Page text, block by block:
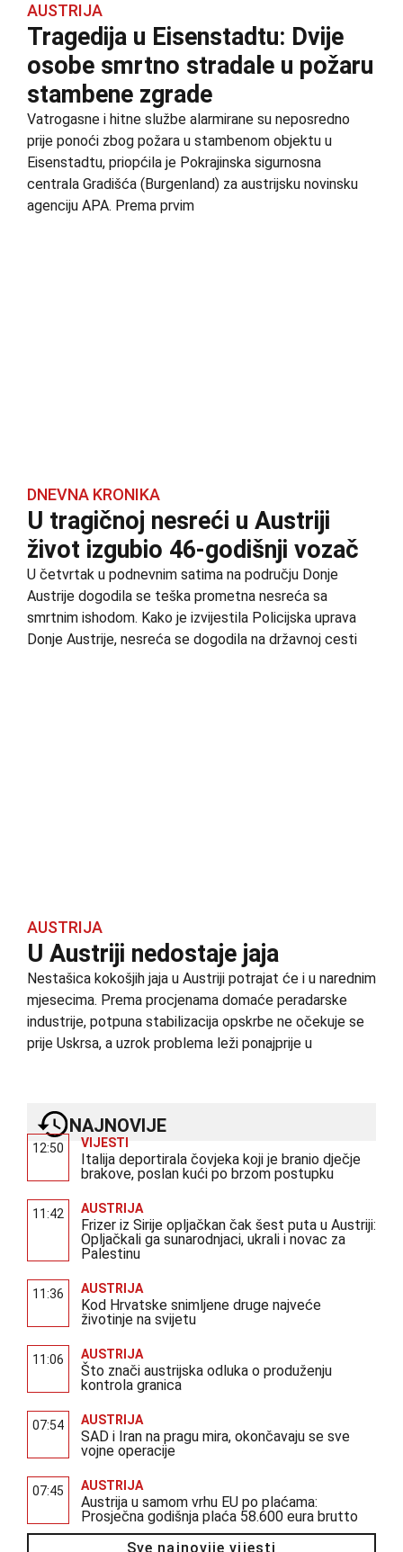
AUSTRIJA
Tragedija u Eisenstadtu: Dvije
osobe smrtno stradale u požaru
stambene zgrade
Vatrogasne i hitne službe alarmirane su neposredno
prije ponoći zbog požara u stambenom objektu u
Eisenstadtu, priopćila je Pokrajinska sigurnosna
centrala Gradišća (Burgenland) za austrijsku novinsku
agenciju APA. Prema prvim
DNEVNA KRONIKA
U tragičnoj nesreći u Austriji
život izgubio 46-godišnji vozač
U četvrtak u podnevnim satima na području Donje
Austrije dogodila se teška prometna nesreća sa
smrtnim ishodom. Kako je izvijestila Policijska uprava
Donje Austrije, nesreća se dogodila na državnoj cesti
AUSTRIJA
U Austriji nedostaje jaja
Nestašica kokošjih jaja u Austriji potrajat će i u narednim
mjesecima. Prema procjenama domaće peradarske
industrije, potpuna stabilizacija opskrbe ne očekuje se
prije Uskrsa, a uzrok problema leži ponajprije u
NAJNOVIJE
12:50 VIJESTI
Italija deportirala čovjeka koji je branio dječje
brakove, poslan kući po brzom postupku
11:42 AUSTRIJA
Frizer iz Sirije opljačkan čak šest puta u Austriji:
Opljačkali ga sunarodnjaci, ukrali i novac za
Palestinu
11:36 AUSTRIJA
Kod Hrvatske snimljene druge najveće
životinje na svijetu
11:06 AUSTRIJA
Što znači austrijska odluka o produženju
kontrola granica
07:54 AUSTRIJA
SAD i Iran na pragu mira, okončavaju se sve
vojne operacije
07:45 AUSTRIJA
Austrija u samom vrhu EU po plaćama:
Prosječna godišnja plaća 58.600 eura brutto
Sve najnovije vijesti